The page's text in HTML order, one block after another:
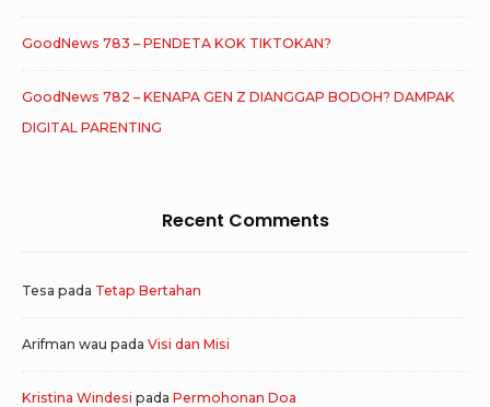
GoodNews 783 – PENDETA KOK TIKTOKAN?
GoodNews 782 – KENAPA GEN Z DIANGGAP BODOH? DAMPAK
DIGITAL PARENTING
Recent Comments
Tesa pada Tetap Bertahan
Arifman wau pada Visi dan Misi
Kristina Windesi pada Permohonan Doa